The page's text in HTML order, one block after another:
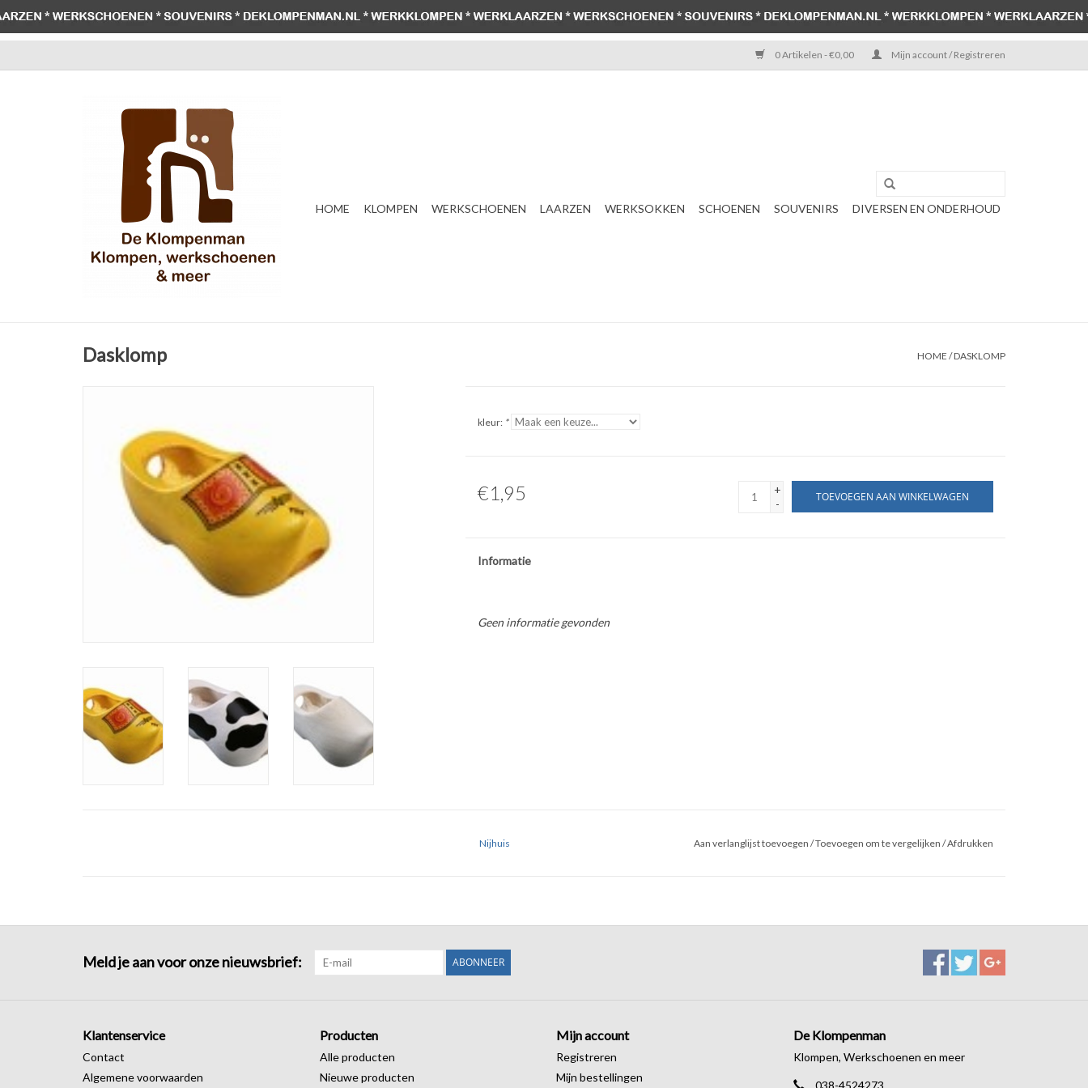
0 Artikelen - €0,00 Mijn account / Registreren
HOME KLOMPEN WERKSCHOENEN LAARZEN WERKSOKKEN SCHOENEN SOUVENIRS DIVERSEN EN ONDERHOUD
Dasklomp HOME /DASKLOMP
kleur: *
€1,95
+
-
TOEVOEGEN AAN WINKELWAGEN
Informatie
Geen informatie gevonden
Nijhuis Aan verlanglijst toevoegen /Toevoegen om te vergelijken /Afdrukken
Meld je aan voor onze nieuwsbrief: ABONNEER
Klantenservice
Contact
Algemene voorwaarden
Producten
Alle producten
Nieuwe producten
Mijn account
Registreren
Mijn bestellingen
De Klompenman
Klompen, Werkschoenen en meer